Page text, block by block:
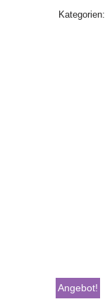
Kategorien:
Angebot!